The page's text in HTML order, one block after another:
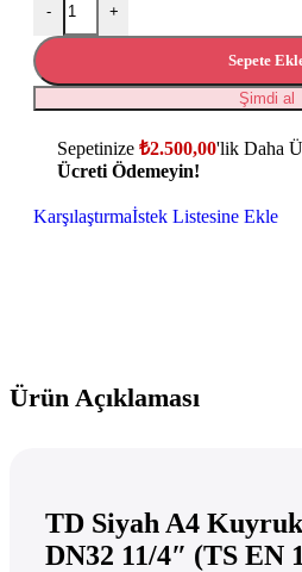
- +
Sepete
Şimdi al
Sepetinize ₺2.500,00'lik Daha
Ücreti Ödemeyin!
Karşılaştırmaİstek Listesine Ekle
Ürün Açıklaması
TD Siyah A4
DN32 11/4″ (TS EN